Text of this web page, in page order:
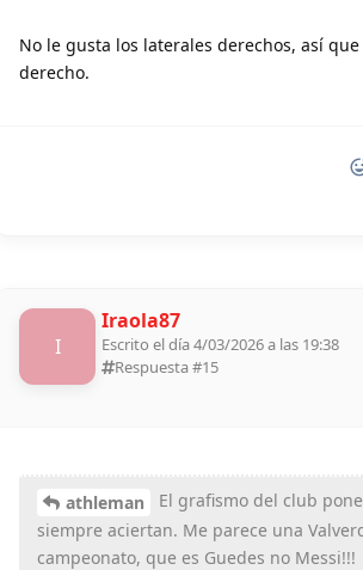
No le gusta los laterales derechos, así
derecho.
I
Iraola87
Escrito el día 4/03/2026 a las 19:38
Respuesta #15
athleman
El grafismo del club
siempre aciertan. Me parece una
campeonato, que es Guedes no Messi!!!